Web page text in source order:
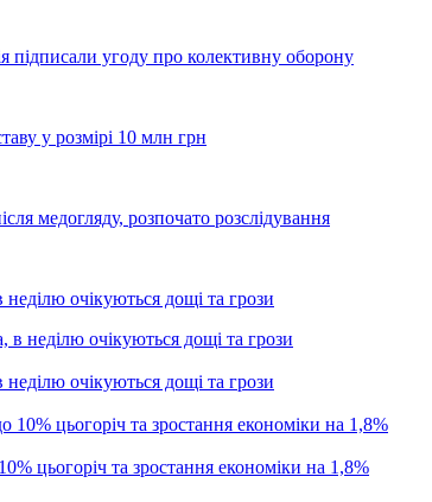
підписали угоду про колективну оборону
у розмірі 10 млн грн
медогляду, розпочато розслідування
очікуються дощі та грози
очікуються дощі та грози
цьогоріч та зростання економіки на 1,8%